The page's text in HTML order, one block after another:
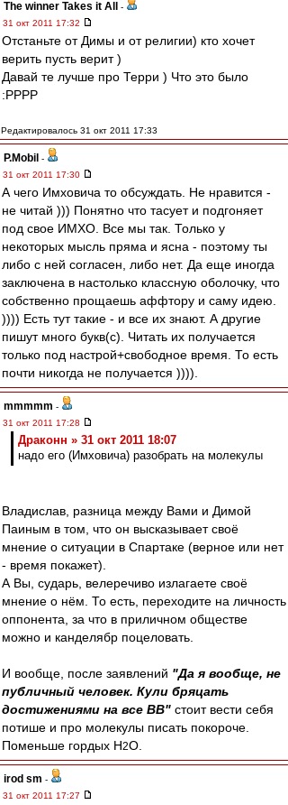
The winner Takes it All
-
31 окт 2011 17:32
Отстаньте от Димы и от религии) кто хочет
верить пусть верит )
Давай те лучше про Терри ) Что это было
:РРРР
Редактировалось 31 окт 2011 17:33
P.Mobil -
31 окт 2011 17:30
А чего Имховича то обсуждать. Не нравится -
не читай ))) Понятно что тасует и подгоняет
под свое ИМХО. Все мы так. Только у
некоторых мысль пряма и ясна - поэтому ты
либо с ней согласен, либо нет. Да еще иногда
заключена в настолько классную оболочку, что
собственно прощаешь аффтору и саму идею.
)))) Есть тут такие - и все их знают. А другие
пишут много букв(с). Читать их получается
только под настрой+свободное время. То есть
почти никогда не получается )))).
mmmmm -
31 окт 2011 17:28
Драконн » 31 окт 2011 18:07
надо его (Имховича) разобрать на молекулы
Владислав, разница между Вами и Димой
Паиным в том, что он высказывает своё
мнение о ситуации в Спартаке (верное или нет
- время покажет).
А Вы, сударь, велеречиво излагаете своё
мнение о нём. То есть, переходите на личность
оппонента, за что в приличном обществе
можно и канделябр поцеловать.
И вообще, после заявлений "Да я вообще, не
публичный человек. Кули бряцать
достижениями на все ВВ" стоит вести себя
потише и про молекулы писать покороче.
Поменьше гордых H2O.
irod sm -
31 окт 2011 17:27